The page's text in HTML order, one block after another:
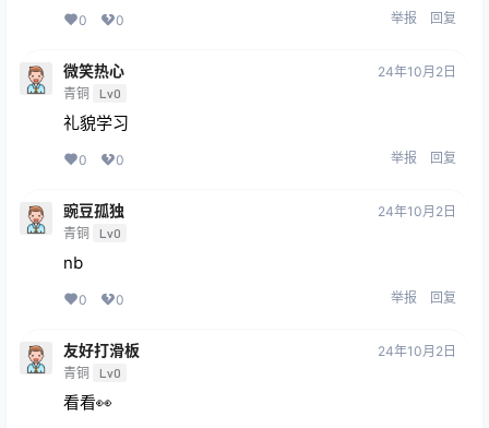
0 0 举报 回复
微笑热心
青铜 Lv0
24年10月2日
礼貌学习
0 0 举报 回复
豌豆孤独
青铜 Lv0
24年10月2日
nb
0 0 举报 回复
友好打滑板
青铜 Lv0
24年10月2日
看看👀